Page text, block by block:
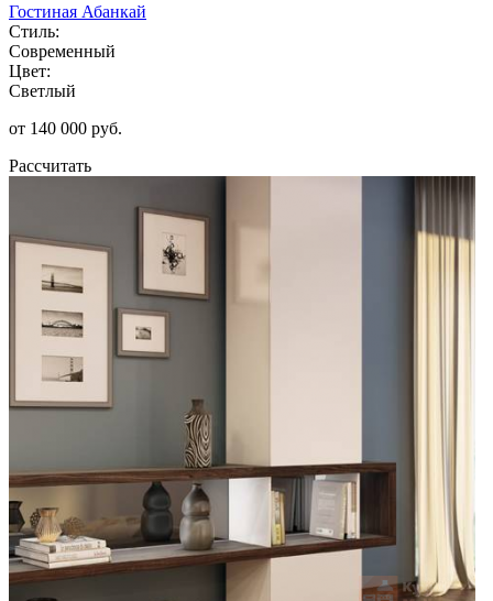
Гостиная Абанкай
Стиль:
Современный
Цвет:
Светлый
от 140 000 руб.
Рассчитать